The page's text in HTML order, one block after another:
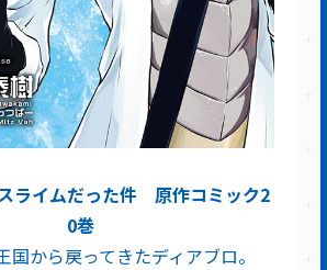
ライムだった件 原作コミック2
0巻
国から戻ってきたディアブロ。